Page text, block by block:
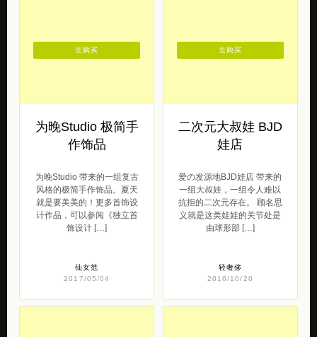
为晚Studio 极简手
作饰品
为晚Studio 带来的一组复古
风格的极简手作饰品。夏天
就是要美美的！更多首饰设
计作品，可以参阅《独立首
饰设计 […]
仙女范
2017/05/04
去购买
二次元大叔娃 BJD
娃店
爱の发源地BJD娃店 带来的
一组大叔娃，一组令人难以
抗拒的二次元存在。 顾名思
义就是这类娃娃的关节处是
由球形部 […]
轻奢侈
2016/10/20
去购买